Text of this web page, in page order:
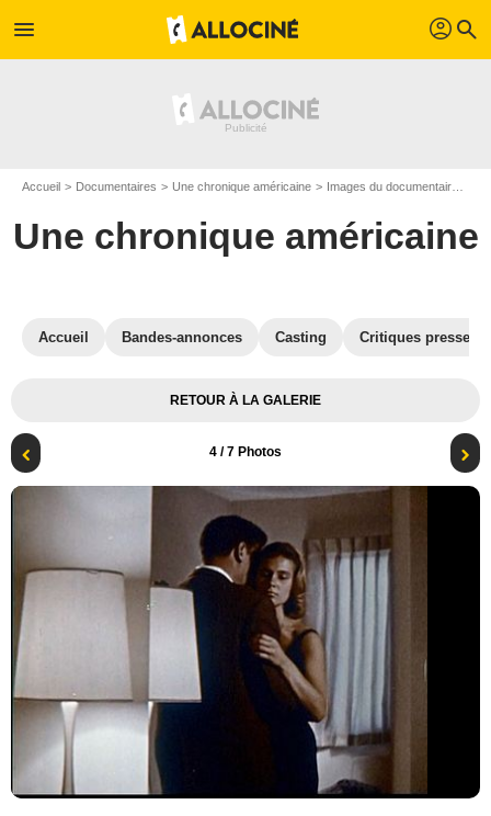
menu profil search
Accueil Documentaires Une chronique américaine Images du documentaire Une chronique américaine
Une chronique américaine
Accueil Bandes-annonces Casting Critiques presse
RETOUR À LA GALERIE
4 / 7 Photos